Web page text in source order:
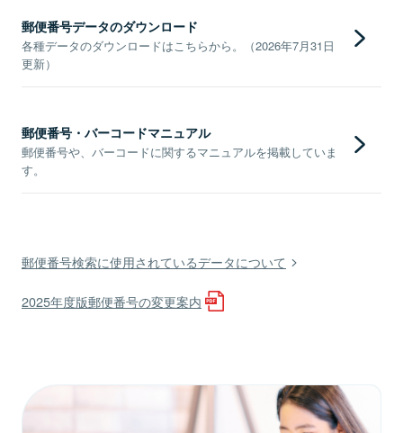
郵便番号データのダウンロード
各種データのダウンロードはこちらから。（2026年7月31日
更新）
郵便番号・バーコードマニュアル
郵便番号や、バーコードに関するマニュアルを掲載していま
す。
郵便番号検索に使用されているデータについて
2025年度版郵便番号の変更案内